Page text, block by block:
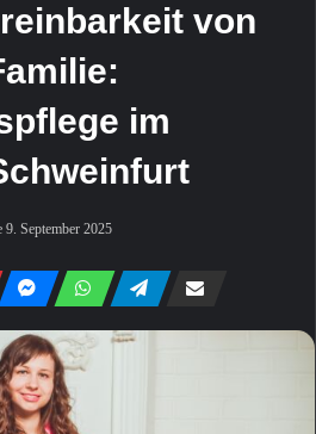
von
im
9. September 2025